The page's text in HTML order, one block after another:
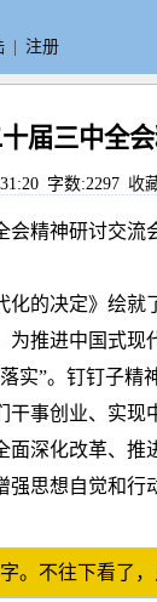
注册
届三中全
字数:2297 收
会精神研讨交流
化的决定》绘
推进中国式现
实”。钉钉子精
干事创业、实现
深化改革、推
思想自觉和行
字。不往下看